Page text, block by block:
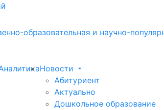
образовательная и научно-
Новости
Абитуриент
Актуально
Дошкольное образование